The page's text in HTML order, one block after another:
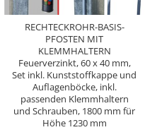
RECHTECKROHR-BASIS-
PFOSTEN MIT
KLEMMHALTERN
Feuerverzinkt, 60 x 40 mm,
Set inkl. Kunststoffkappe und
Auflagenböcke, inkl.
passenden Klemmhaltern
und Schrauben, 1800 mm für
Höhe 1230 mm